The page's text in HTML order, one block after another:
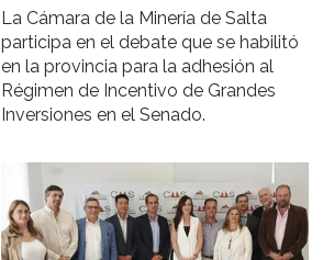
La Cámara de la Minería de Salta
participa en el debate que se habilitó
en la provincia para la adhesión al
Régimen de Incentivo de Grandes
Inversiones en el Senado.